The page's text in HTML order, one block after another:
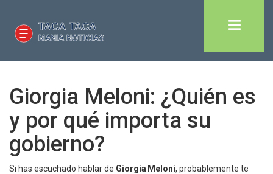
Giorgia Meloni: ¿Quién es
y por qué importa su
gobierno?
Si has escuchado hablar de Giorgia Meloni, probablemente te